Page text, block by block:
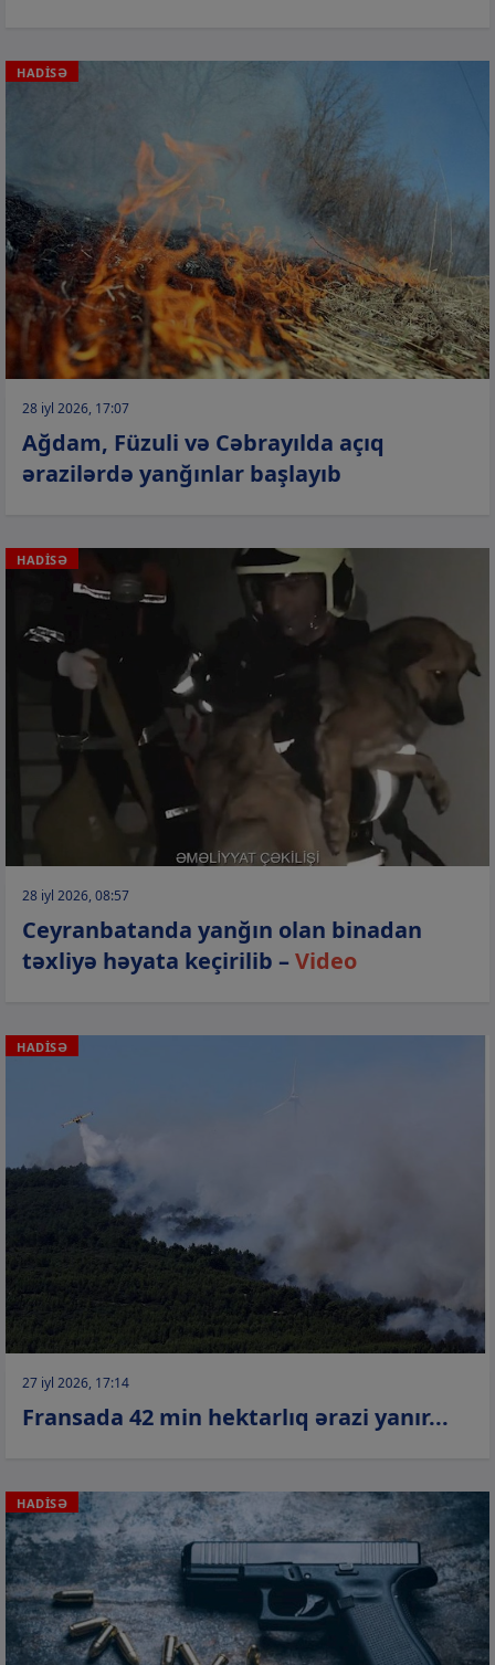
HADİSƏ
28 iyl 2026, 17:07
Ağdam, Füzuli və Cəbrayılda açıq
ərazilərdə yanğınlar başlayıb
HADİSƏ
28 iyl 2026, 08:57
Ceyranbatanda yanğın olan binadan
təxliyə həyata keçirilib –Video
HADİSƏ
27 iyl 2026, 17:14
Fransada 42 min hektarlıq ərazi yanır...
HADİSƏ